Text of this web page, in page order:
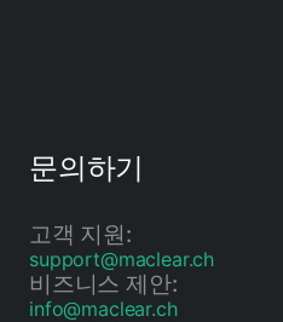
문의하기
고객 지원:
support@maclear.ch
비즈니스 제안:
info@maclear.ch